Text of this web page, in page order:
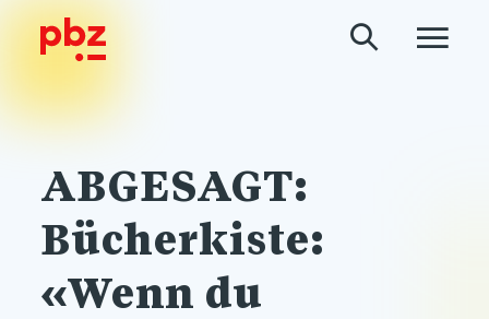
ABGESAGT:
Bücherkiste:
«Wenn du